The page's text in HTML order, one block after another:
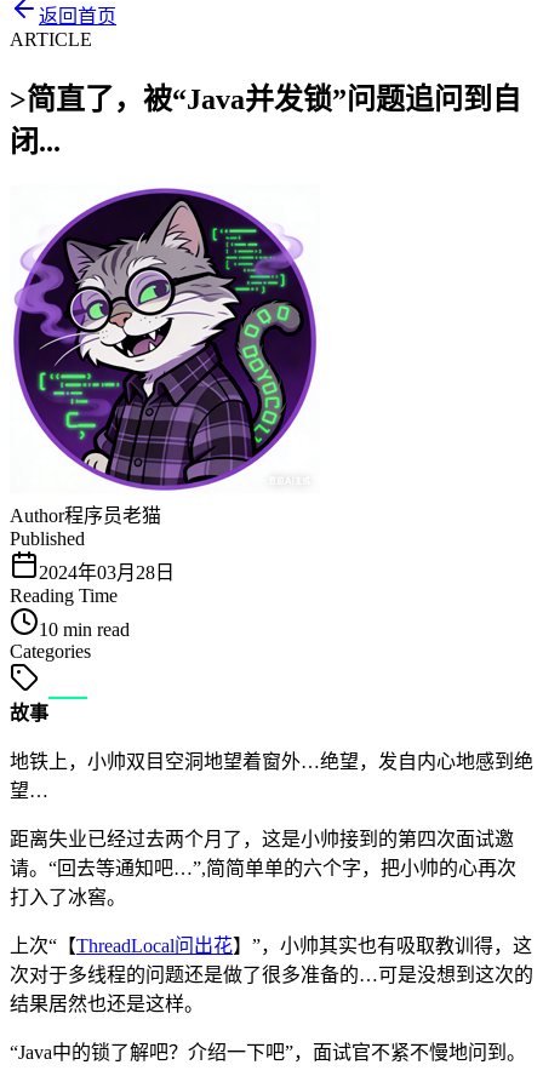
返回首页
ARTICLE
>简直了，被“Java并发锁”问题追问到自
闭...
Author程序员老猫
Published
2024年03月28日
Reading Time
10 min read
Categories
故事
地铁上，小帅双目空洞地望着窗外…绝望，发自内心地感到绝
望…
距离失业已经过去两个月了，这是小帅接到的第四次面试邀
请。“回去等通知吧…”,简简单单的六个字，把小帅的心再次
打入了冰窖。
上次“【ThreadLocal问出花】”，小帅其实也有吸取教训得，这
次对于多线程的问题还是做了很多准备的…可是没想到这次的
结果居然也还是这样。
“Java中的锁了解吧？介绍一下吧”，面试官不紧不慢地问到。